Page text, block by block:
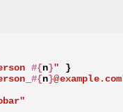
#{n}"
}
#{n}